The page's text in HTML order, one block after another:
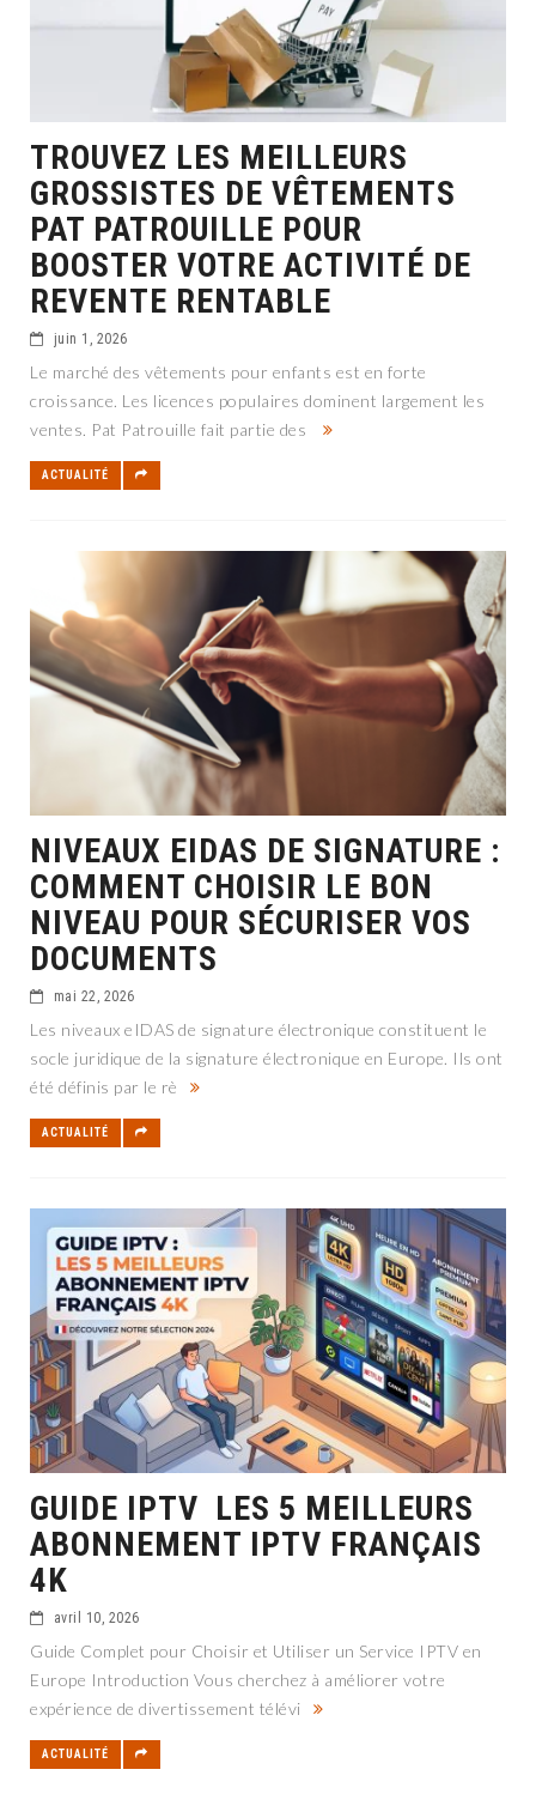
TROUVEZ LES MEILLEURS
GROSSISTES DE VÊTEMENTS
PAT PATROUILLE POUR
BOOSTER VOTRE ACTIVITÉ DE
REVENTE RENTABLE
juin 1, 2026
Le marché des vêtements pour enfants est en forte
croissance. Les licences populaires dominent largement les
ventes. Pat Patrouille fait partie des
ACTUALITÉ
NIVEAUX EIDAS DE SIGNATURE :
COMMENT CHOISIR LE BON
NIVEAU POUR SÉCURISER VOS
DOCUMENTS
mai 22, 2026
Les niveaux eIDAS de signature électronique constituent le
socle juridique de la signature électronique en Europe. Ils ont
été définis par le rè
ACTUALITÉ
GUIDE IPTV LES 5 MEILLEURS
ABONNEMENT IPTV FRANÇAIS
4K
avril 10, 2026
Guide Complet pour Choisir et Utiliser un Service IPTV en
Europe Introduction Vous cherchez à améliorer votre
expérience de divertissement télévi
ACTUALITÉ